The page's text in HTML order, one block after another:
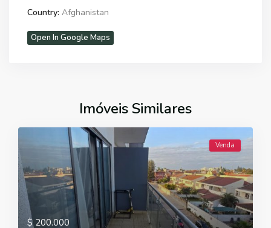
Country: Afghanistan
Open In Google Maps
Imóveis Similares
Venda
$ 200.000